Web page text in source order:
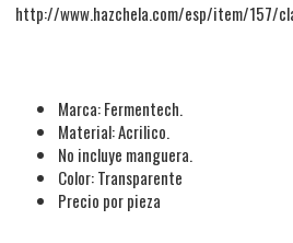
http://www.hazchela.com/esp/item/157/
Marca: Fermentech.
Material: Acrilico.
No incluye manguera.
Color: Transparente
Precio por pieza